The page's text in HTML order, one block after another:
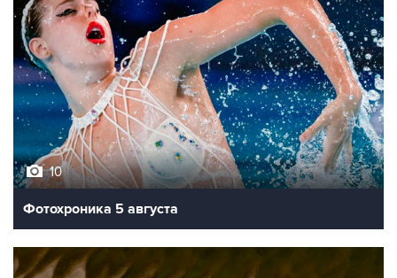
10
Фотохроника 5 августа